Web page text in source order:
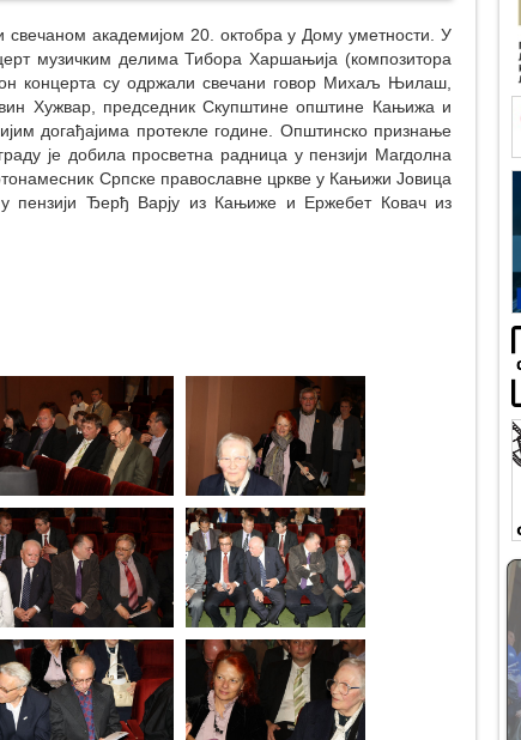
академијом 20. октобра у Дому уметности. У
музичким делима Тибора Харшањија (композитора
концерта су одржали свечани говор Михаљ Њилаш,
Хужвар, председник Скупштине општине Кањижа и
догађајима протекле године. Општинско признање
је добила просветна радница у пензији Магдолна
Српске православне цркве у Кањижи Јовица
пензији Ђерђ Варју из Кањиже и Ержебет Ковач из